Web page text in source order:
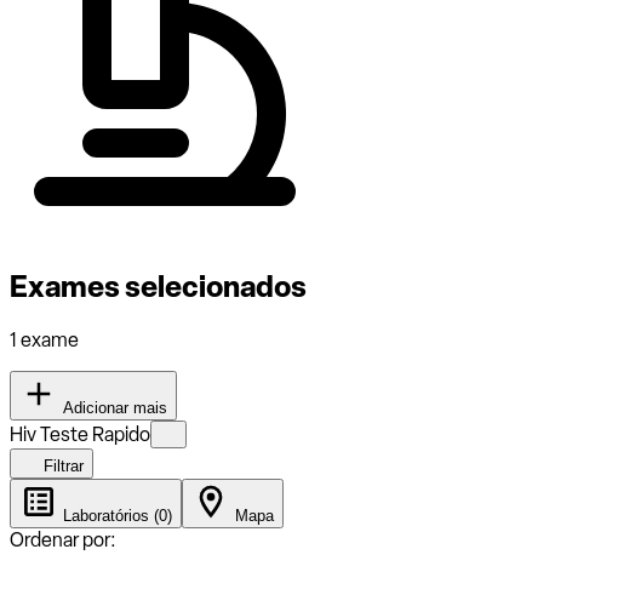
Exames selecionados
1 exame
Adicionar mais
Hiv Teste Rapido
Filtrar
Laboratórios (0) Mapa
Ordenar por: